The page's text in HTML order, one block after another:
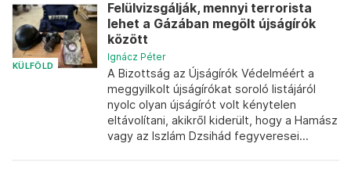
KÜLFÖLD
Felülvizsgálják, mennyi terrorista
lehet a Gázában megölt újságírók
között
Ignácz Péter
A Bizottság az Újságírók Védelméért a
meggyilkolt újságírókat soroló listájáról
nyolc olyan újságírót volt kénytelen
eltávolítani, akikről kiderült, hogy a Hamász
vagy az Iszlám Dzsihád fegyveresei...